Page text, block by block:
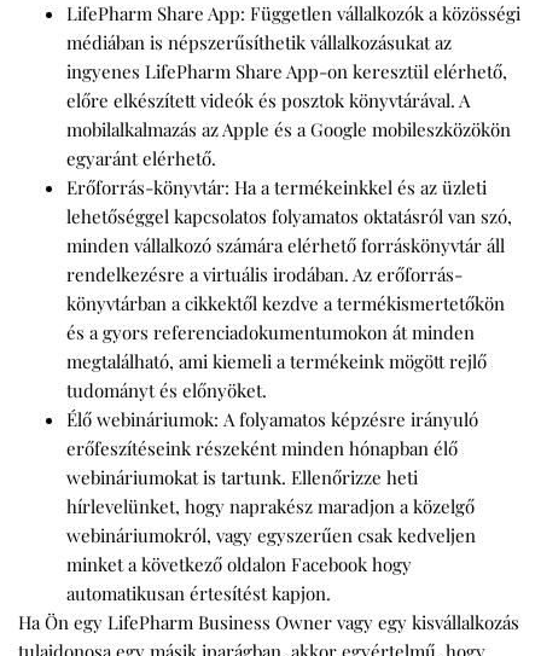
LifePharm Share App: Független vállalkozók a közösségi
médiában is népszerűsíthetik vállalkozásukat az
ingyenes LifePharm Share App-on keresztül elérhető,
előre elkészített videók és posztok könyvtárával. A
mobilalkalmazás az Apple és a Google mobileszközökön
egyaránt elérhető.
Erőforrás-könyvtár: Ha a termékeinkkel és az üzleti
lehetőséggel kapcsolatos folyamatos oktatásról van szó,
minden vállalkozó számára elérhető forráskönyvtár áll
rendelkezésre a virtuális irodában. Az erőforrás-
könyvtárban a cikkektől kezdve a termékismertetőkön
és a gyors referenciadokumentumokon át minden
megtalálható, ami kiemeli a termékeink mögött rejlő
tudományt és előnyöket.
Élő webináriumok: A folyamatos képzésre irányuló
erőfeszítéseink részeként minden hónapban élő
webináriumokat is tartunk. Ellenőrizze heti
hírlevelünket, hogy naprakész maradjon a közelgő
webináriumokról, vagy egyszerűen csak kedveljen
minket a következő oldalon Facebook hogy
automatikusan értesítést kapjon.
Ha Ön egy LifePharm Business Owner vagy egy kisvállalkozás